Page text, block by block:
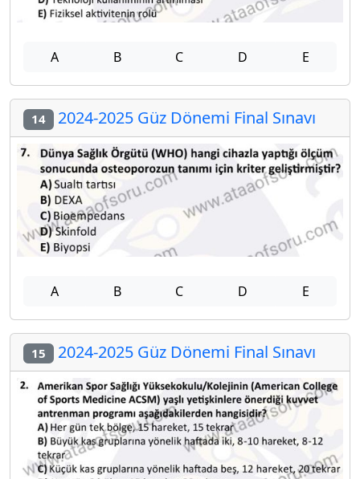
A B C D E
14 2024-2025 Güz Dönemi Final Sınavı
A B C D E
15 2024-2025 Güz Dönemi Final Sınavı